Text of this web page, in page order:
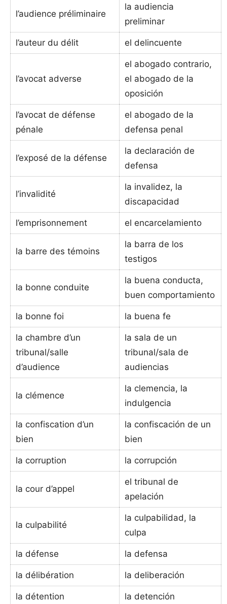
l’audience préliminaire
la audiencia
preliminar
l’auteur du délit el delincuente
l’avocat adverse
el abogado contrario,
el abogado de la
oposición
l’avocat de défense
pénale
el abogado de la
defensa penal
l’exposé de la défense
la declaración de
defensa
l’invalidité
la invalidez, la
discapacidad
l’emprisonnement el encarcelamiento
la barre des témoins
la barra de los
testigos
la bonne conduite
la buena conducta,
buen comportamiento
la bonne foi la buena fe
la chambre d’un
tribunal/salle
d’audience
la sala de un
tribunal/sala de
audiencias
la clémence
la clemencia, la
indulgencia
la confiscation d’un
bien
la confiscación de un
bien
la corruption la corrupción
la cour d’appel
el tribunal de
apelación
la culpabilité
la culpabilidad, la
culpa
la défense la defensa
la délibération la deliberación
la détention la detención